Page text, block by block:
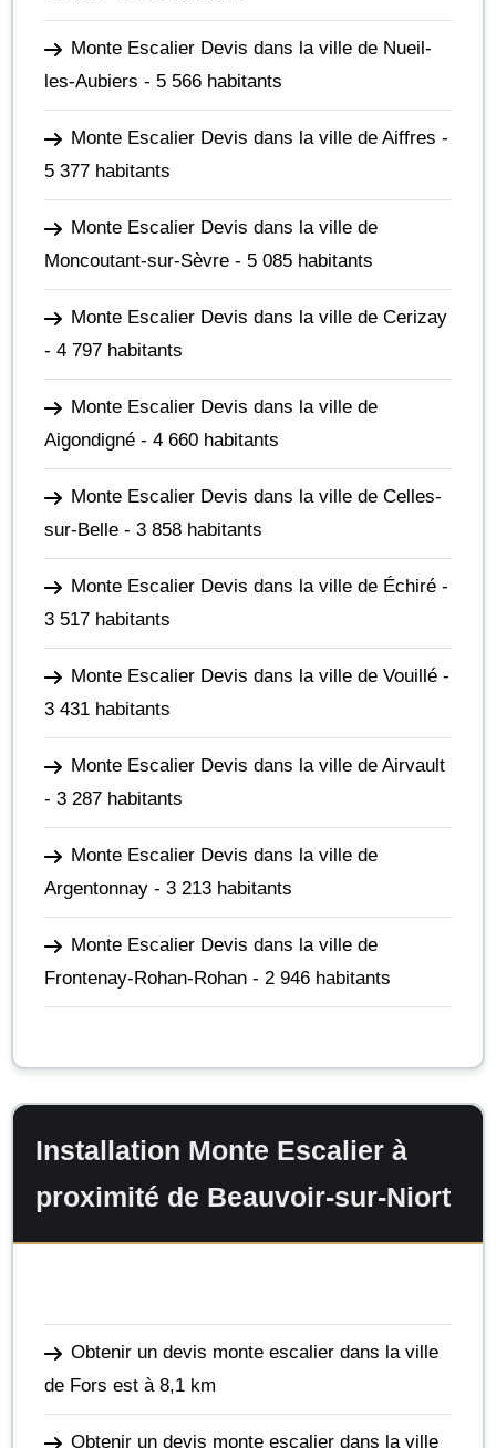
Monte Escalier Devis dans la ville de Nueil-
les-Aubiers - 5 566 habitants
Monte Escalier Devis dans la ville de Aiffres -
5 377 habitants
Monte Escalier Devis dans la ville de
Moncoutant-sur-Sèvre - 5 085 habitants
Monte Escalier Devis dans la ville de Cerizay
- 4 797 habitants
Monte Escalier Devis dans la ville de
Aigondigné - 4 660 habitants
Monte Escalier Devis dans la ville de Celles-
sur-Belle - 3 858 habitants
Monte Escalier Devis dans la ville de Échiré -
3 517 habitants
Monte Escalier Devis dans la ville de Vouillé -
3 431 habitants
Monte Escalier Devis dans la ville de Airvault
- 3 287 habitants
Monte Escalier Devis dans la ville de
Argentonnay - 3 213 habitants
Monte Escalier Devis dans la ville de
Frontenay-Rohan-Rohan - 2 946 habitants
Installation Monte Escalier à
proximité de Beauvoir-sur-Niort
Obtenir un devis monte escalier dans la ville
de Fors est à 8,1 km
Obtenir un devis monte escalier dans la ville